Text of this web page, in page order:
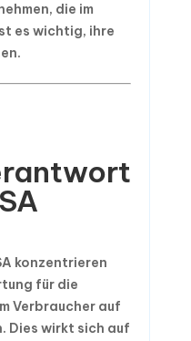
die im
es wichtig, ihre
konzentrieren
für die
Verbraucher auf
Dies wirkt sich auf